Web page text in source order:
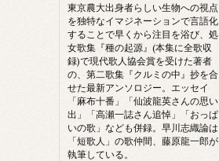
東京農大出身者らしい生物への視点
を独特なイマジネーションで言語化
することで早くから注目を浴び、処
女歌集『種の起源』(本集に全歌収
録)で現代歌人協会賞を受けた著者
の、第二歌集『クルミの中』抄を合
せた最新アンソロジー。エッセイ
「麻布十番」「仙波龍英さんの思い
出」「高瀬一誌さん追悼」「おっぱ
いの歌」なども併録。早川志織論は
「短歌人」の歌仲間、藤原龍一郎が
執筆している。